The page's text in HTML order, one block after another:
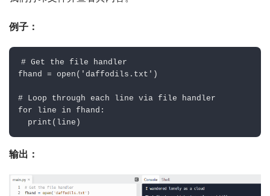
例子：
# Get the file handler
fhand = open ( 'daffodils.txt' )
# Loop through each line via file handler
for line in fhand :
print ( line )
输出：